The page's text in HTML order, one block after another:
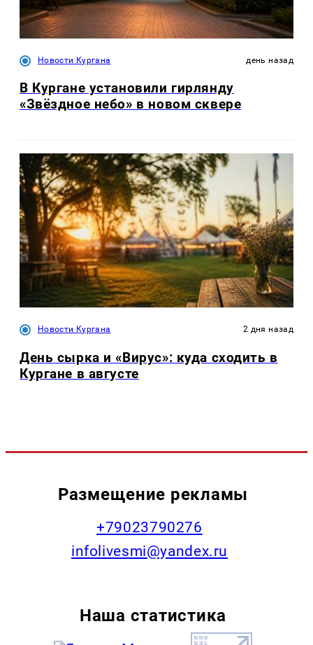
Новости Кургана день назад
В Кургане установили гирлянду
«Звёздное небо» в новом сквере
Новости Кургана 2 дня назад
День сырка и «Вирус»: куда сходить в
Кургане в августе
Размещение рекламы
+79023790276
infolivesmi@yandex.ru
Наша статистика